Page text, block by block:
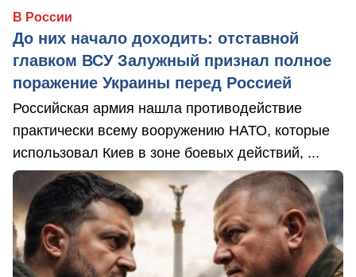
В России
До них начало доходить: отставной
главком ВСУ Залужный признал полное
поражение Украины перед Россией
Российская армия нашла противодействие
практически всему вооружению НАТО, которые
использовал Киев в зоне боевых действий, ...